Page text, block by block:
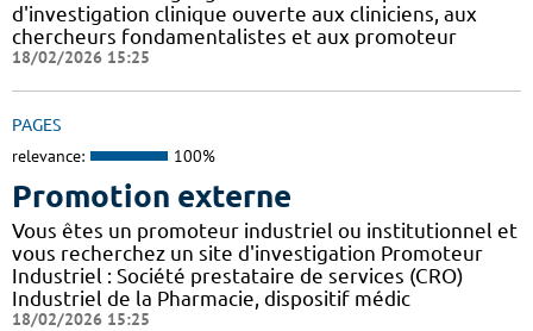
d'investigation clinique ouverte aux cliniciens, aux
chercheurs fondamentalistes et aux promoteur
18/02/2026 15:25
PAGES
relevance: 100%
Promotion externe
Vous êtes un promoteur industriel ou institutionnel et
vous recherchez un site d'investigation Promoteur
Industriel : Société prestataire de services (CRO)
Industriel de la Pharmacie, dispositif médic
18/02/2026 15:25